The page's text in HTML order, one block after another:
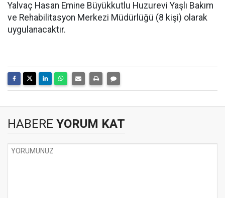
Yalvaç Hasan Emine Büyükkutlu Huzurevi Yaşlı Bakım
ve Rehabilitasyon Merkezi Müdürlüğü (8 kişi) olarak
uygulanacaktır.
HABERE YORUM KAT